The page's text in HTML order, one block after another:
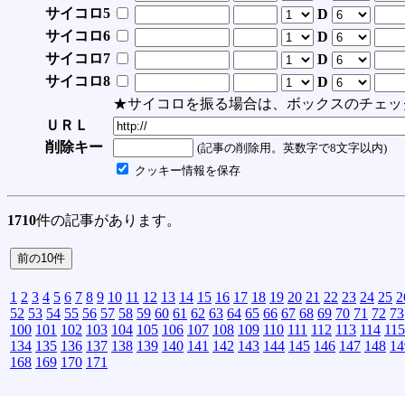
サイコロ5
D
サイコロ6
D
サイコロ7
D
サイコロ8
D
★サイコロを振る場合は、ボックスのチェッ
ＵＲＬ
削除キー
(記事の削除用。英数字で8文字以内)
クッキー情報を保存
1710件の記事があります。
1 2 3 4 5 6 7 8 9 10 11 12 13 14 15 16 17 18 19 20 21 22 23 24 25
52 53 54 55 56 57 58 59 60 61 62 63 64 65 66 67 68 69 70 71 72 73
100 101 102 103 104 105 106 107 108 109 110 111 112 113 114 115
134 135 136 137 138 139 140 141 142 143 144 145 146 147 148
168 169 170 171